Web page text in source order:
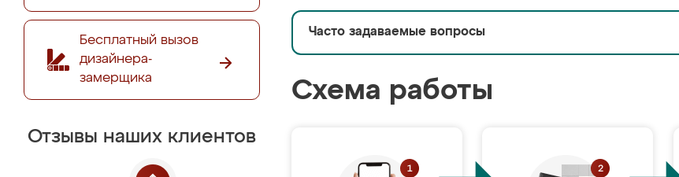
Бесплатный вызов
дизайнера-
замерщика
Отзывы наших клиентов
Часто задаваемые вопросы
Схема работы